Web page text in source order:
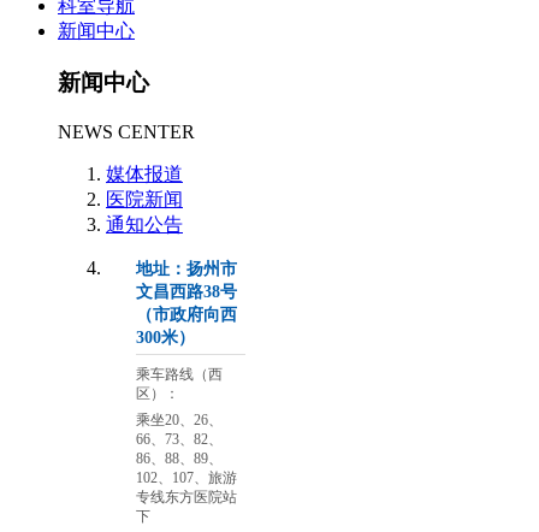
科室导航
新闻中心
新闻中心
NEWS CENTER
媒体报道
医院新闻
通知公告
地址：扬州市
文昌西路38号
（市政府向西
300米）
乘车路线（西
区）：
乘坐20、26、
66、73、82、
86、88、89、
102、107、旅游
专线东方医院站
下